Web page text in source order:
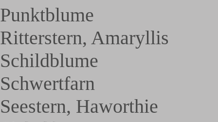
Punktblume
Ritterstern, Amaryllis
Schildblume
Schwertfarn
Seestern, Haworthie